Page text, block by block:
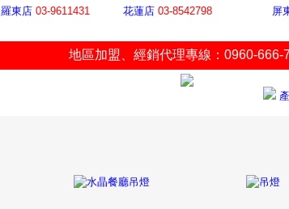
羅東店 03-9611431 花蓮店 03-8542798 屏
地區加盟 經銷代理專線：0960-666-